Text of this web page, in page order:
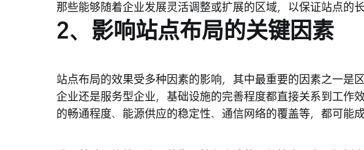
那些能够随着企业发展灵活调整或扩展的区域，以保证站点的
2、影响站点布局的关键因素
站点布局的效果受多种因素的影响，其中最重要的因素之一是
企业还是服务型企业，基础设施的完善程度都直接关系到工作
的畅通程度、能源供应的稳定性、通信网络的覆盖等，都可能